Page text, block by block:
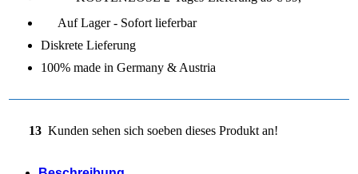
Auf Lager - Sofort lieferbar
Diskrete Lieferung
100% made in Germany & Austria
13 Kunden sehen sich soeben dieses Produkt an!